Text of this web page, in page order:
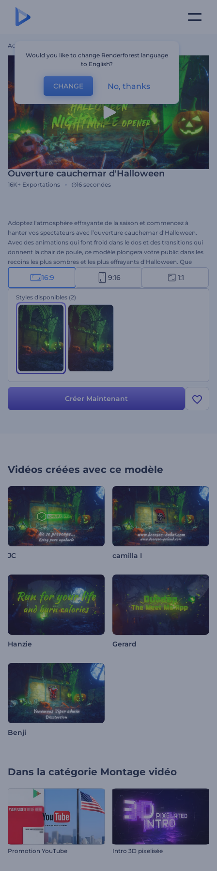
Accueil
Ouverture cauchemar d'Halloween
16K+ Exportations 16 secondes
Adoptez l'atmosphère effrayante de la saison et commencez à
hanter vos spectateurs avec l’ouverture cauchemar d'Halloween.
Avec des animations qui font froid dans le dos et des transitions qui
donnent la chair de poule, ce modèle plongera votre public dans les
recoins les plus sombres et les plus effrayants d'Halloween. Que
vous souhaitiez créer une vidéo à couper le souffle pour votre fête
d'Halloween, une ouverture de chaîne YouTube effrayante, un
message de vœux pour les fêtes, ou d'autres projets, le pouvoir de
créer des vidéos inoubliables est au bout de vos doigts. Tapez vos
textes créatifs, téléchargez votre logo, ajoutez une musique de fond
effrayante et laissez votre public dans l'expectative. Créez
maintenant !
16:9 9:16 1:1
Styles disponibles (2)
Créer Maintenant
Vidéos créées avec ce modèle
JC camilla I
Hanzie Gerard
Benji
Dans la catégorie Montage vidéo
Promotion YouTube Intro 3D pixelisée
Would you like to change Renderforest language
to English?
CHANGE No, thanks